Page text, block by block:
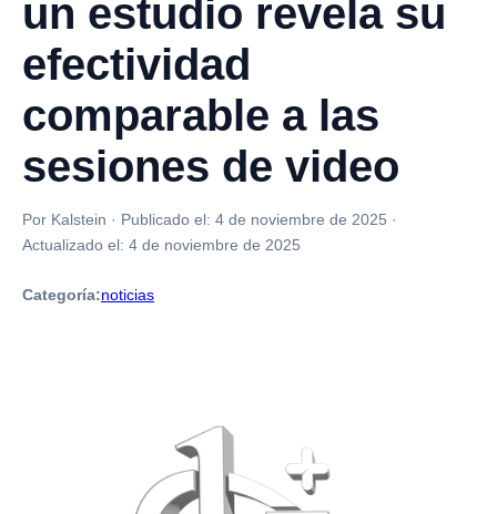
un estudio revela su
efectividad
comparable a las
sesiones de video
Por Kalstein · Publicado el: 4 de noviembre de 2025 ·
Actualizado el: 4 de noviembre de 2025
Categoría:noticias